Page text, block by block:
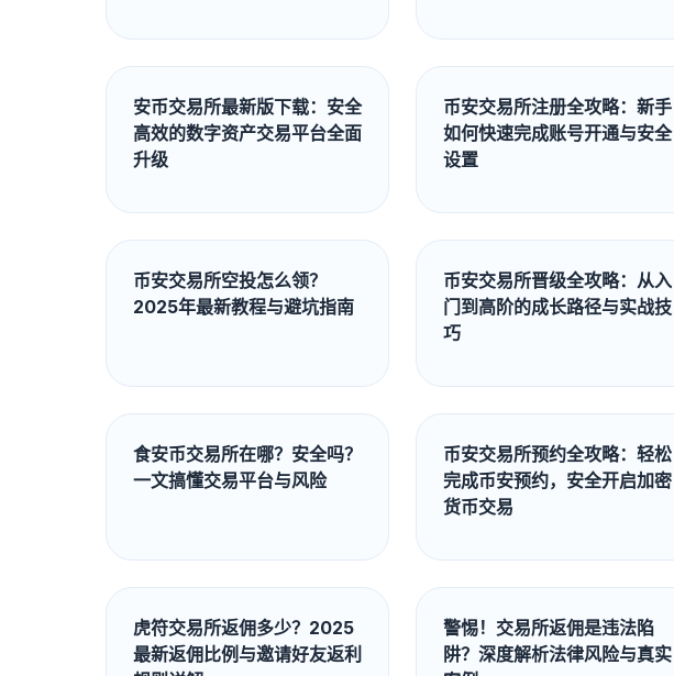
安币交易所最新版下载：安全
高效的数字资产交易平台全面
升级
币安交易所注册全攻略：新手
如何快速完成账号开通与安全
设置
币安交易所空投怎么领？
2025年最新教程与避坑指南
币安交易所晋级全攻略：从入
门到高阶的成长路径与实战技
巧
食安币交易所在哪？安全吗？
一文搞懂交易平台与风险
币安交易所预约全攻略：轻松
完成币安预约，安全开启加密
货币交易
虎符交易所返佣多少？2025
最新返佣比例与邀请好友返利
警惕！交易所返佣是违法陷
阱？深度解析法律风险与真实